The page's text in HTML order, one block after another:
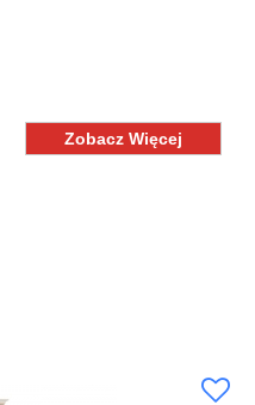
Zobacz Więcej